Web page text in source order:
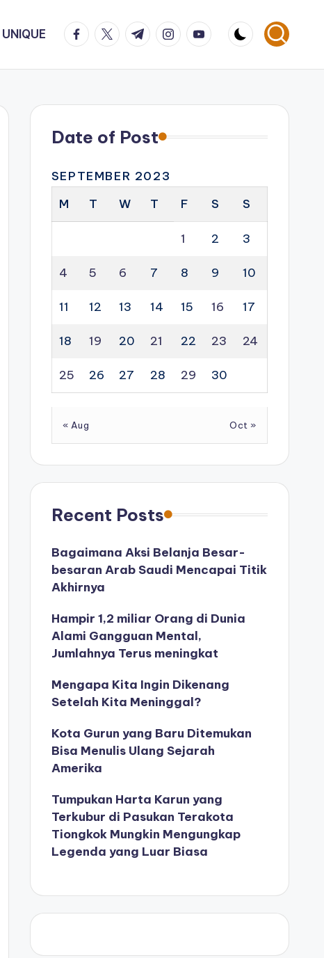
UNIQUE facebook.com
twitter.com
t.me instagram.com
youtube.com
Date of Post
SEPTEMBER 2023
M
T W T F S S
1 2 3
4 5 6 7 8 9 10
11 12 13 14 15 16 17
18 19 20 21 22 23 24
25 26 27 28 29 30
« Aug Oct »
Recent Posts
Bagaimana Aksi Belanja Besar-
besaran Arab Saudi Mencapai Titik
Akhirnya
Hampir 1,2 miliar Orang di Dunia
Alami Gangguan Mental,
Jumlahnya Terus meningkat
Mengapa Kita Ingin Dikenang
Setelah Kita Meninggal?
Kota Gurun yang Baru Ditemukan
Bisa Menulis Ulang Sejarah
Amerika
Tumpukan Harta Karun yang
Terkubur di Pasukan Terakota
Tiongkok Mungkin Mengungkap
Legenda yang Luar Biasa